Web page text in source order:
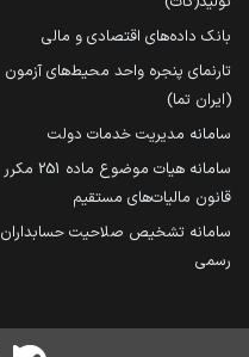
بانک داده‌های اقتصادی و مالی
تارنمای پنجره واحد محیط‌های آزمون
(ایران تما)
سامانه مدیریت خدمات دولت
سامانه هیات موضوع ماده 251 مکرر
قانون مالیات‌های مستقیم
سامانه تشخیص صلاحیت حسابداران
رسمی